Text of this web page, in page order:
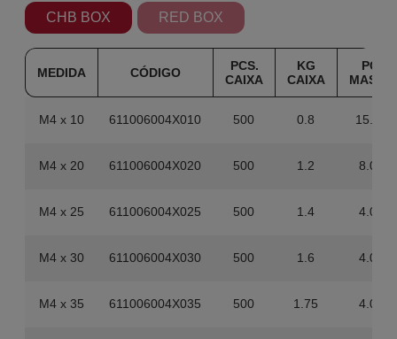
CHB BOX RED BOX
MEDIDA CÓDIGO
PCS.
CAIXA
KG
CAIXA
PCS.
M4 x 10 611006004X010 500 0.8 15.000
M4 x 20 611006004X020 500 1.2 8.000
M4 x 25 611006004X025 500 1.4 4.000
M4 x 30 611006004X030 500 1.6 4.000
M4 x 35 611006004X035 500 1.75 4.000